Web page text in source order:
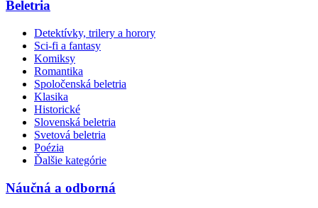
Beletria
Detektívky, trilery a horory
Sci-fi a fantasy
Komiksy
Romantika
Spoločenská beletria
Klasika
Historické
Slovenská beletria
Svetová beletria
Poézia
Ďalšie kategórie
Náučná a odborná